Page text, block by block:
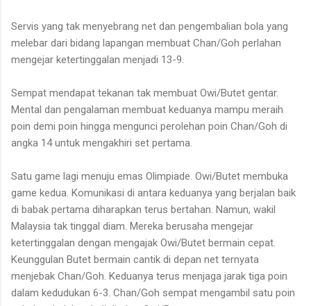
Servis yang tak menyebrang net dan pengembalian bola yang
melebar dari bidang lapangan membuat Chan/Goh perlahan
mengejar ketertinggalan menjadi 13-9.
Sempat mendapat tekanan tak membuat Owi/Butet gentar.
Mental dan pengalaman membuat keduanya mampu meraih
poin demi poin hingga mengunci perolehan poin Chan/Goh di
angka 14 untuk mengakhiri set pertama.
Satu game lagi menuju emas Olimpiade. Owi/Butet membuka
game kedua. Komunikasi di antara keduanya yang berjalan baik
di babak pertama diharapkan terus bertahan. Namun, wakil
Malaysia tak tinggal diam. Mereka berusaha mengejar
ketertinggalan dengan mengajak Owi/Butet bermain cepat.
Keunggulan Butet bermain cantik di depan net ternyata
menjebak Chan/Goh. Keduanya terus menjaga jarak tiga poin
dalam kedudukan 6-3. Chan/Goh sempat mengambil satu poin